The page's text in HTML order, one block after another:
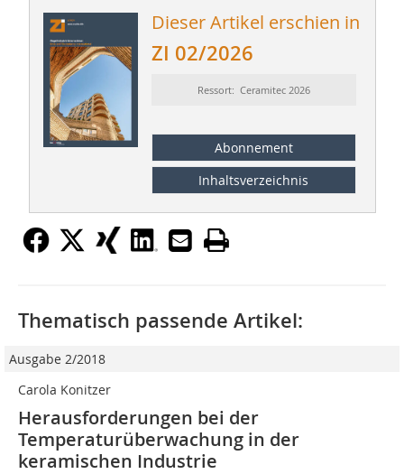
Dieser Artikel erschien in
ZI 02/2026
Ressort: Ceramitec 2026
Abonnement
Inhaltsverzeichnis
Thematisch passende Artikel:
Ausgabe 2/2018
Carola Konitzer
Herausforderungen bei der
Temperaturüberwachung in der
keramischen Industrie